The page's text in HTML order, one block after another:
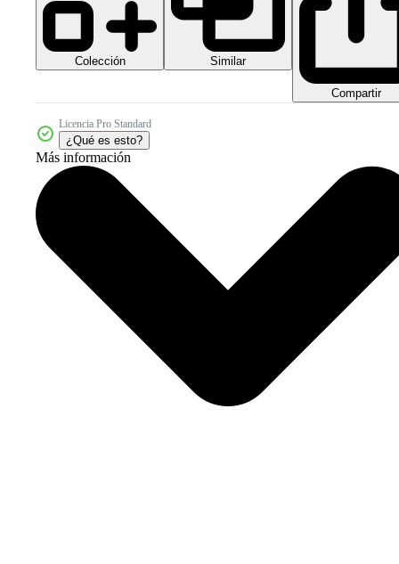
Colección Similar
Compartir
Licencia Pro Standard
¿Qué es esto?
Más información